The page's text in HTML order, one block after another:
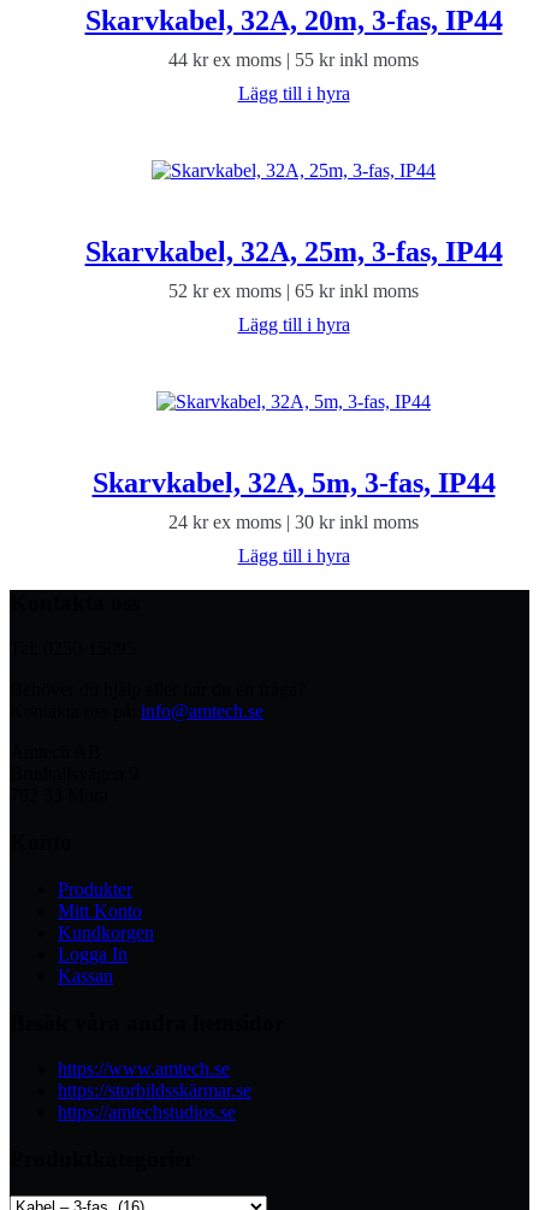
Skarvkabel, 32A, 20m, 3-fas, IP44
44 krex moms | 55 krinkl moms
Lägg till i hyra
Skarvkabel, 32A, 25m, 3-fas, IP44
52 krex moms | 65 krinkl moms
Lägg till i hyra
Skarvkabel, 32A, 5m, 3-fas, IP44
24 krex moms | 30 krinkl moms
Lägg till i hyra
info@amtech.se
Produkter
Mitt Konto
Kundkorgen
Logga In
Kassan
https://www.amtech.se
https://storbildsskärmar.se
https://amtechstudios.se